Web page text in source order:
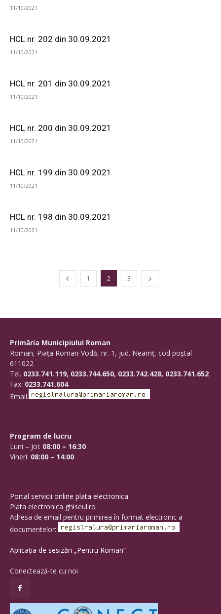
11/10/2021
HCL nr. 202 din 30.09.2021
11/10/2021
HCL nr. 201 din 30.09.2021
11/10/2021
HCL nr. 200 din 30.09.2021
11/10/2021
HCL nr. 199 din 30.09.2021
11/10/2021
HCL nr. 198 din 30.09.2021
11/10/2021
1 2 3
Primăria Municipiului Roman
Roman, Piaţa Roman-Vodă, nr. 1, jud. Neamţ, cod poştal
611022
Tel. 0233.741.119, 0233.744.650, 0233.742.428, 0233.741.652
Fax: 0233.741.604
Email:
Program de lucru
Luni – Joi: 08:00 – 16:30
Vineri: 08:00 – 14:00
Portal servicii online plata electronica
Plata electronica ghiseul.ro
Adresa de email pentru primirea în format electronic a
documentelor:
Aplicația de sesizări „Pentru Roman”
Conectează-te cu noi